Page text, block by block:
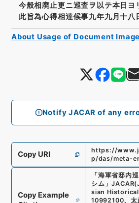
Notify JACAR of any
今般相廃止更ニ巡査ヲ以テ本日ヨ
此旨為心得相達候事九年九月十八
Copy URI
https://
p/das/meta-
Copy Example
「海軍省邸内
シム 」
sian
10992100、太
About Usage of Document